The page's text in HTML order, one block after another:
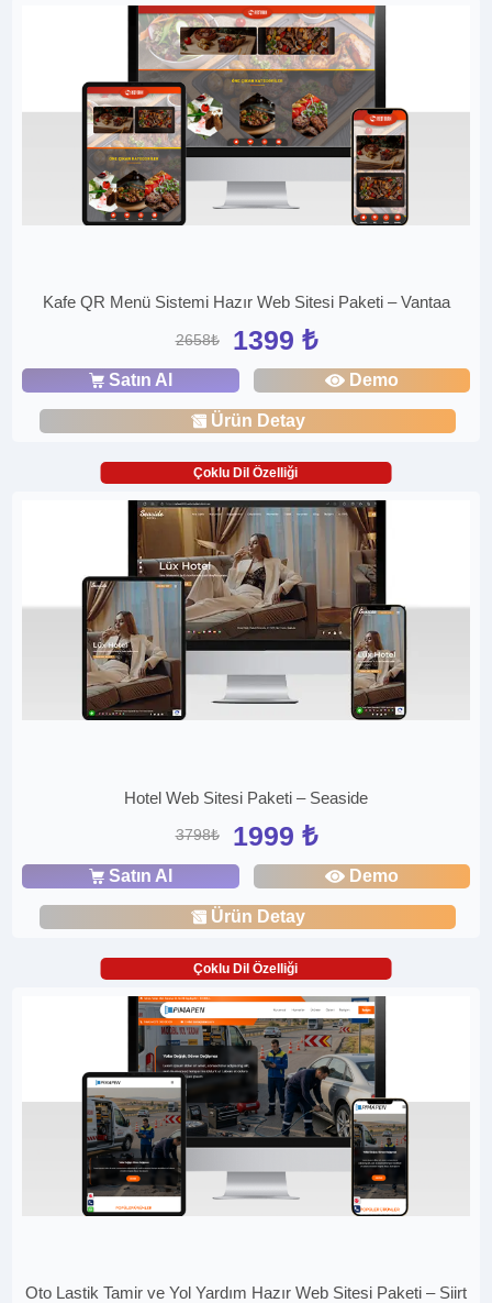
Kafe QR Menü Sistemi Hazır Web Sitesi Paketi – Vantaa
2658₺ 1399 ₺
Satın Al Demo
Ürün Detay
Çoklu Dil Özelliği
Hotel Web Sitesi Paketi – Seaside
3798₺ 1999 ₺
Satın Al Demo
Ürün Detay
Çoklu Dil Özelliği
Oto Lastik Tamir ve Yol Yardım Hazır Web Sitesi Paketi – Siirt